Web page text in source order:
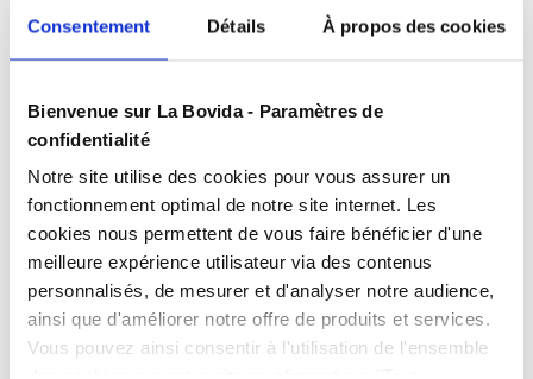
Consentement Détails À propos des cookies
Bienvenue sur La Bovida - Paramètres de
confidentialité
Notre site utilise des cookies pour vous assurer un
fonctionnement optimal de notre site internet. Les
cookies nous permettent de vous faire bénéficier d'une
meilleure expérience utilisateur via des contenus
personnalisés, de mesurer et d'analyser notre audience,
ainsi que d'améliorer notre offre de produits et services.
Vous pouvez ainsi consentir à l'utilisation de l'ensemble
Présentation
Caractéristiques
Hauteur 3 cm
Largeur 3.5 cm
Longueur 32.5 cm
Documents téléchargeables
FPP_0109433785.PDF